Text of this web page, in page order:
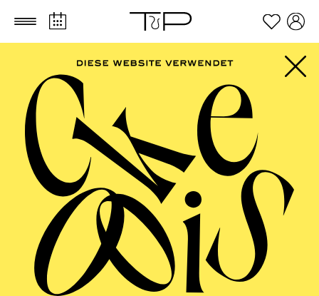
Zum Hauptinhalt springen Zum Footer springen
PHILHARMONIE